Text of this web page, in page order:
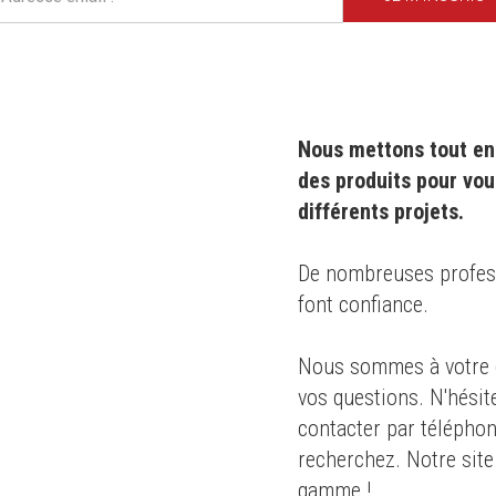
Nous mettons tout
des produits pour
différents projets.
De nombreuses
font confiance.
Nous sommes à
vos questions.
contacter par
recherchez. Notre
gamme !